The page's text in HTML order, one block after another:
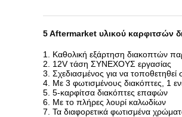
5 Aftermarket υλικού καρφιτσών
1. Καθολική εξάρτηση διακοπτών
2. 12V τάση ΣΥΝΕΧΟΥΣ εργασίας
3. Σχεδιασμένος για να
4. Με 3 φωτισμένους διακόπτες, 1
5. 5-καρφίτσα διακόπτες επαφών
6. Με το πλήρες λουρί καλωδίων
7. Τα διαφορετικά φωτισμένα